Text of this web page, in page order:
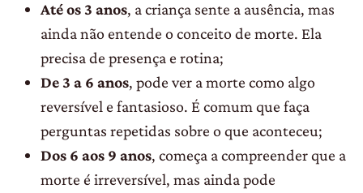
Até os 3 anos, a criança sente a ausência, mas
ainda não entende o conceito de morte. Ela
precisa de presença e rotina;
De 3 a 6 anos, pode ver a morte como algo
reversível e fantasioso. É comum que faça
perguntas repetidas sobre o que aconteceu;
Dos 6 aos 9 anos, começa a compreender que a
morte é irreversível, mas ainda pode